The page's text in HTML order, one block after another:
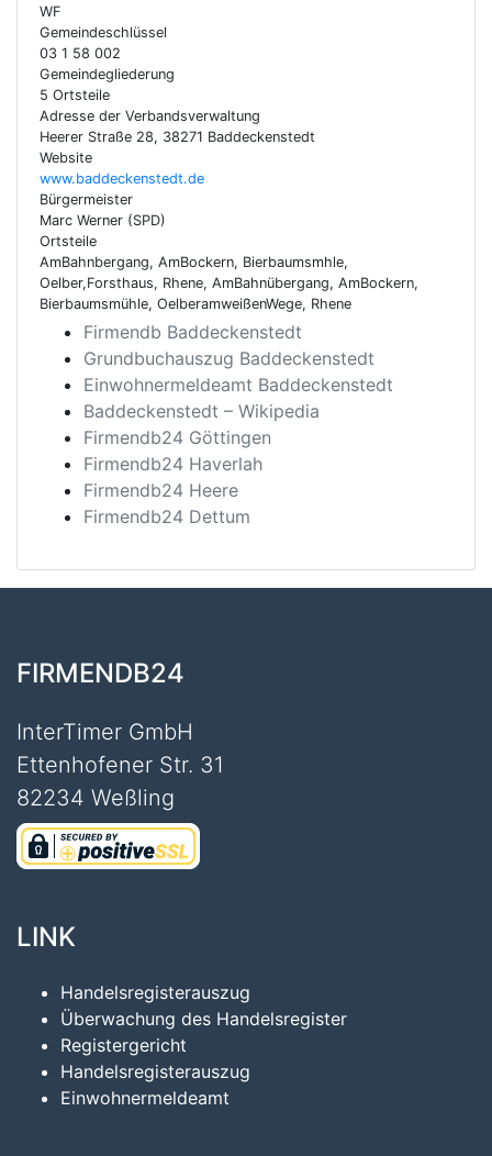
WF
Gemeindeschlüssel
03 1 58 002
Gemeindegliederung
5 Ortsteile
Adresse der Verbandsverwaltung
Heerer Straße 28, 38271 Baddeckenstedt
Website
www.baddeckenstedt.de
Bürgermeister
Marc Werner (SPD)
Ortsteile
AmBahnbergang, AmBockern, Bierbaumsmhle,
Oelber,Forsthaus, Rhene, AmBahnübergang, AmBockern,
Bierbaumsmühle, OelberamweißenWege, Rhene
Firmendb Baddeckenstedt
Grundbuchauszug Baddeckenstedt
Einwohnermeldeamt Baddeckenstedt
Baddeckenstedt – Wikipedia
Firmendb24 Göttingen
Firmendb24 Haverlah
Firmendb24 Heere
Firmendb24 Dettum
FIRMENDB24
InterTimer GmbH
Ettenhofener Str. 31
82234 Weßling
LINK
Handelsregisterauszug
Überwachung des Handelsregister
Registergericht
Handelsregisterauszug
Einwohnermeldeamt